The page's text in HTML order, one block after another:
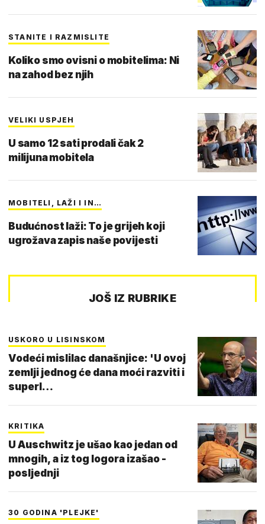
STANITE I RAZMISLITE
Koliko smo ovisni o mobitelima: Ni
na zahod bez njih
VELIKI USPJEH
U samo 12 sati prodali čak 2
milijuna mobitela
MOBITELI, LAŽI I IN…
Budućnost laži: To je grijeh koji
ugrožava zapis naše povijesti
JOŠ IZ RUBRIKE
USKORO U LISINSKOM
Vodeći mislilac današnjice: 'U ovoj
zemlji jednog će dana moći razviti i
superl…
KRITIKA
U Auschwitz je ušao kao jedan od
mnogih, a iz tog logora izašao -
posljednji
30 GODINA 'PLEJKE'